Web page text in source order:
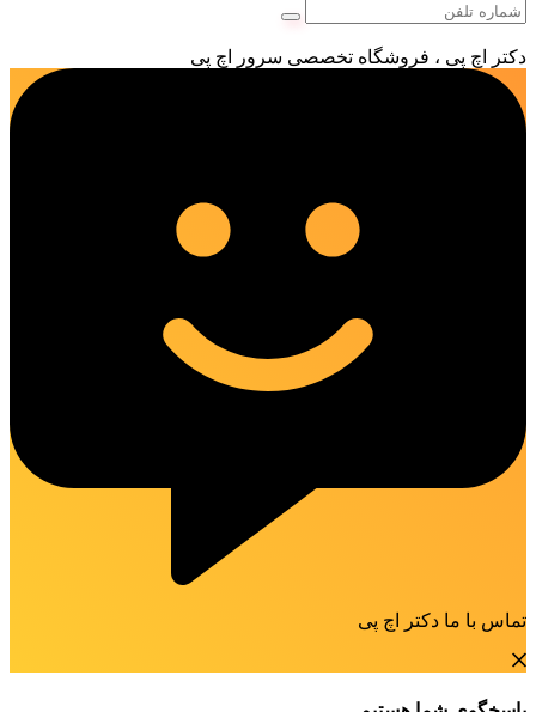
دکتر اچ پی ، فروشگاه تخصصی سرور اچ پی
تماس با ما دکتر اچ پی